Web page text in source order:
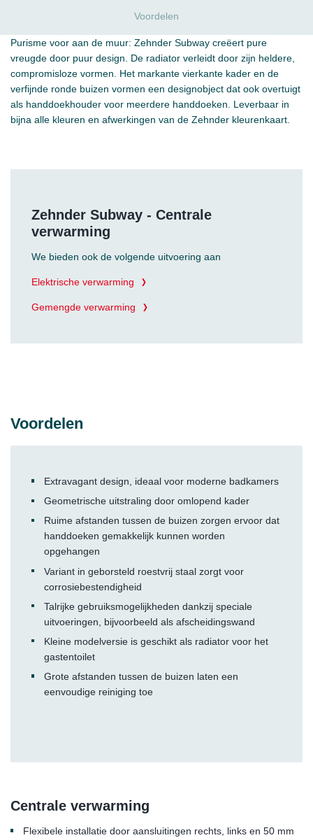
Voordelen
Purisme voor aan de muur: Zehnder Subway creëert pure
vreugde door puur design. De radiator verleidt door zijn heldere,
compromisloze vormen. Het markante vierkante kader en de
verfijnde ronde buizen vormen een designobject dat ook overtuigt
als handdoekhouder voor meerdere handdoeken. Leverbaar in
bijna alle kleuren en afwerkingen van de Zehnder kleurenkaart.
Zehnder Subway - Centrale
verwarming
We bieden ook de volgende uitvoering aan
Elektrische verwarming
Gemengde verwarming
Voordelen
Extravagant design, ideaal voor moderne badkamers
Geometrische uitstraling door omlopend kader
Ruime afstanden tussen de buizen zorgen ervoor dat
handdoeken gemakkelijk kunnen worden
opgehangen
Variant in geborsteld roestvrij staal zorgt voor
corrosiebestendigheid
Talrijke gebruiksmogelijkheden dankzij speciale
uitvoeringen, bijvoorbeeld als afscheidingswand
Kleine modelversie is geschikt als radiator voor het
gastentoilet
Grote afstanden tussen de buizen laten een
eenvoudige reiniging toe
Centrale verwarming
Flexibele installatie door aansluitingen rechts, links en 50 mm